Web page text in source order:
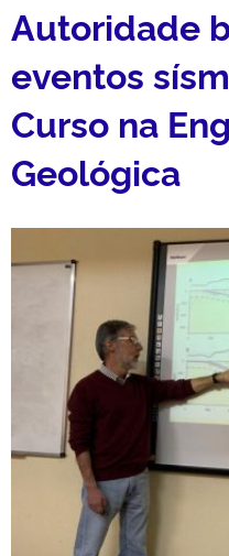
TELEFONES
Autoridade
eventos
Curso na
Geológica